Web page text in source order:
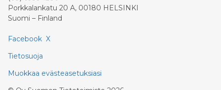
Porkkalankatu 20 A, 00180 HELSINKI
Suomi – Finland
Facebook X
Tietosuoja
Muokkaa evästeasetuksiasi